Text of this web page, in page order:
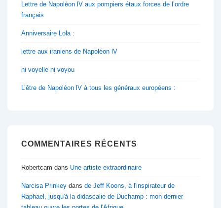
Lettre de Napoléon lV aux pompiers étaux forces de l’ordre
français
Anniversaire Lola :
lettre aux iraniens de Napoléon lV
ni voyelle ni voyou
L’être de Napoléon lV à tous les généraux européens :
COMMENTAIRES RÉCENTS
Robertcam dans Une artiste extraordinaire
Narcisa Prinkey dans de Jeff Koons, à l'inspirateur de
Raphael, jusqu'à la didascalie de Duchamp : mon dernier